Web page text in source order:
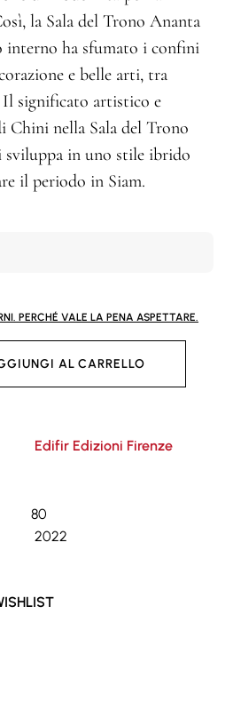
la Sala del Trono Ananta
interno ha sfumato i confini
e belle arti, tra
significato artistico e
Chini nella Sala del Trono
sviluppa in uno stile ibrido
il periodo in Siam.
PERCHÉ VALE LA PENA ASPETTARE.
AL CARRELLO
Edifir Edizioni Firenze
80
2022